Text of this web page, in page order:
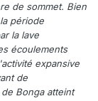
de sommet. Bien
période
la lave
écoulements
expansive
de
Bonga atteint